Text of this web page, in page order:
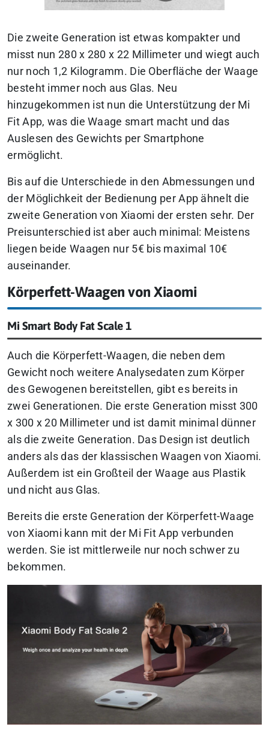
Die zweite Generation ist etwas kompakter und
misst nun 280 x 280 x 22 Millimeter und wiegt auch
nur noch 1,2 Kilogramm. Die Oberfläche der Waage
besteht immer noch aus Glas. Neu
hinzugekommen ist nun die Unterstützung der Mi
Fit App, was die Waage smart macht und das
Auslesen des Gewichts per Smartphone
ermöglicht.
Bis auf die Unterschiede in den Abmessungen und
der Möglichkeit der Bedienung per App ähnelt die
zweite Generation von Xiaomi der ersten sehr. Der
Preisunterschied ist aber auch minimal: Meistens
liegen beide Waagen nur 5€ bis maximal 10€
auseinander.
Körperfett-Waagen von Xiaomi
Mi Smart Body Fat Scale 1
Auch die Körperfett-Waagen, die neben dem
Gewicht noch weitere Analysedaten zum Körper
des Gewogenen bereitstellen, gibt es bereits in
zwei Generationen. Die erste Generation misst 300
x 300 x 20 Millimeter und ist damit minimal dünner
als die zweite Generation. Das Design ist deutlich
anders als das der klassischen Waagen von Xiaomi.
Außerdem ist ein Großteil der Waage aus Plastik
und nicht aus Glas.
Bereits die erste Generation der Körperfett-Waage
von Xiaomi kann mit der Mi Fit App verbunden
werden. Sie ist mittlerweile nur noch schwer zu
bekommen.